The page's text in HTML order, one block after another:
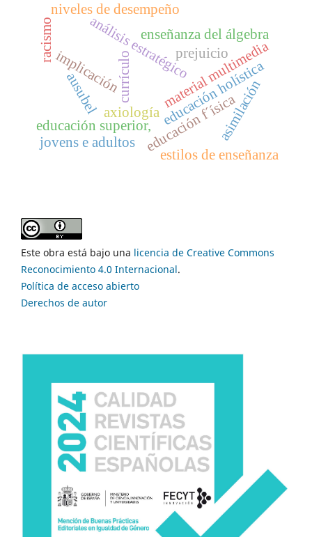
currículo
implicación
axiología
material multimedia
enseñanza del álgebra
educación holística
análisis estratégico
educación superior,
niveles de desempeño
educación f´ísica
estilos de enseñanza
asimilación
racismo prejuicio
ausubel
jovens e adultos
Este obra está bajo una licencia de Creative Commons
Reconocimiento 4.0 Internacional.
Política de acceso abierto
Derechos de autor